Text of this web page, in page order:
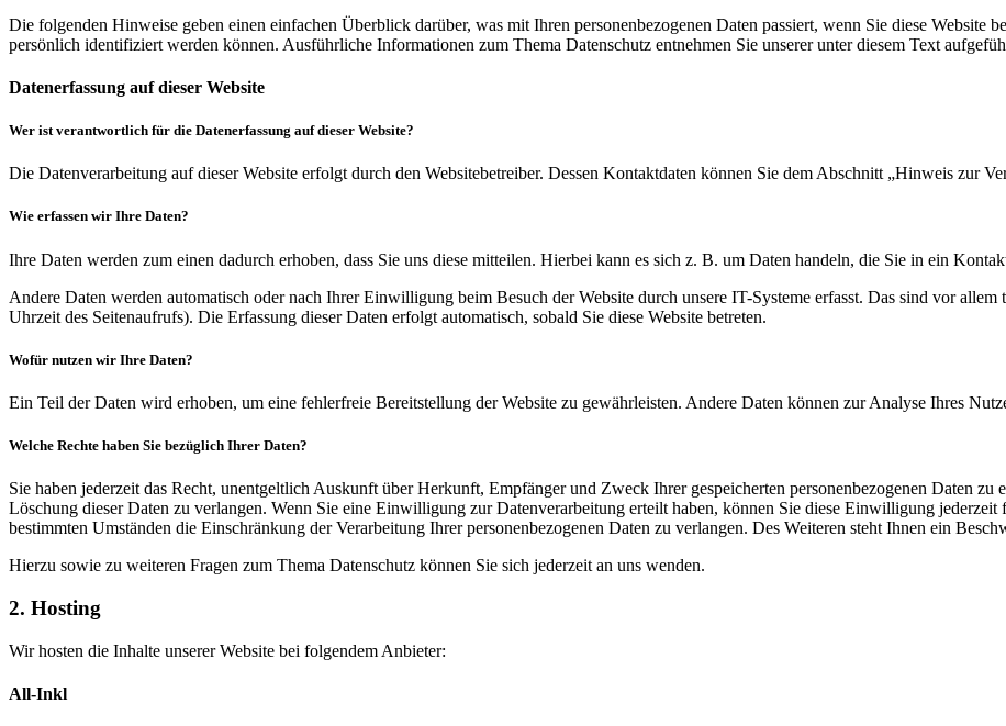
Die folgenden Hinweise geben einen einfachen Überblick darüber, was mit Ihren personenbezogenen Daten passiert, wenn Sie diese Website
persönlich identifiziert werden können. Ausführliche Informationen zum Thema Datenschutz entnehmen Sie unserer unter diesem Text
Datenerfassung auf dieser Website
Wer ist verantwortlich für die Datenerfassung auf dieser Website?
Die Datenverarbeitung auf dieser Website erfolgt durch den Websitebetreiber. Dessen Kontaktdaten können Sie dem Abschnitt „Hinweis zur
Wie erfassen wir Ihre Daten?
Ihre Daten werden zum einen dadurch erhoben, dass Sie uns diese mitteilen. Hierbei kann es sich z. B. um Daten handeln, die Sie in ein
Andere Daten werden automatisch oder nach Ihrer Einwilligung beim Besuch der Website durch unsere IT-Systeme erfasst. Das sind vor
Uhrzeit des Seitenaufrufs). Die Erfassung dieser Daten erfolgt automatisch, sobald Sie diese Website betreten.
Wofür nutzen wir Ihre Daten?
Ein Teil der Daten wird erhoben, um eine fehlerfreie Bereitstellung der Website zu gewährleisten. Andere Daten können zur Analyse Ihres
Welche Rechte haben Sie bezüglich Ihrer Daten?
Sie haben jederzeit das Recht, unentgeltlich Auskunft über Herkunft, Empfänger und Zweck Ihrer gespeicherten personenbezogenen Daten
Löschung dieser Daten zu verlangen. Wenn Sie eine Einwilligung zur Datenverarbeitung erteilt haben, können Sie diese Einwilligung
bestimmten Umständen die Einschränkung der Verarbeitung Ihrer personenbezogenen Daten zu verlangen. Des Weiteren steht Ihnen ein
Hierzu sowie zu weiteren Fragen zum Thema Datenschutz können Sie sich jederzeit an uns wenden.
2. Hosting
Wir hosten die Inhalte unserer Website bei folgendem Anbieter:
All-Inkl